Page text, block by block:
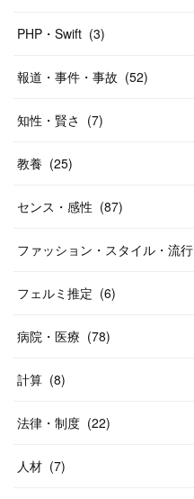
PHP・Swift (3)
報道・事件・事故 (52)
知性・賢さ (7)
教養 (25)
センス・感性 (87)
ファッション・スタイル・流行
フェルミ推定 (6)
病院・医療 (78)
計算 (8)
法律・制度 (22)
人材 (7)